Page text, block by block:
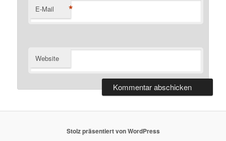
E-Mail *
Website
Stolz präsentiert von WordPress